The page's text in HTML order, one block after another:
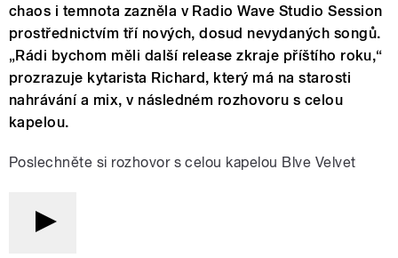
chaos i temnota zazněla v Radio Wave Studio Session
prostřednictvím tří nových, dosud nevydaných songů.
„Rádi bychom měli další release zkraje příštího roku,“
prozrazuje kytarista Richard, který má na starosti
nahrávání a mix, v následném rozhovoru s celou
kapelou.
Poslechněte si rozhovor s celou kapelou Blve Velvet